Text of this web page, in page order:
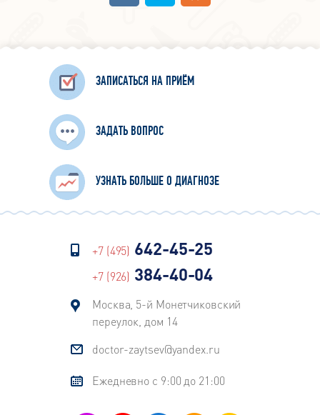
ЗАПИСАТЬСЯ НА ПРИЁМ
ЗАДАТЬ ВОПРОС
УЗНАТЬ БОЛЬШЕ О ДИАГНОЗЕ
+7 (495) 642-45-25
+7 (926) 384-40-04
Москва, 5-й Монетчиковский
переулок, дом 14
doctor-zaytsev@yandex.ru
Ежедневно с 9:00 до 21:00